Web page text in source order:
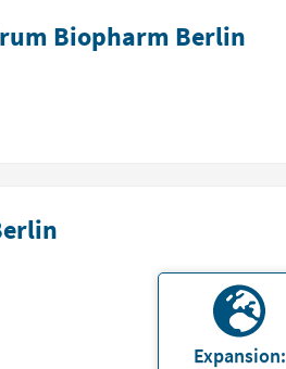
Biopharm Berlin
Expansion: